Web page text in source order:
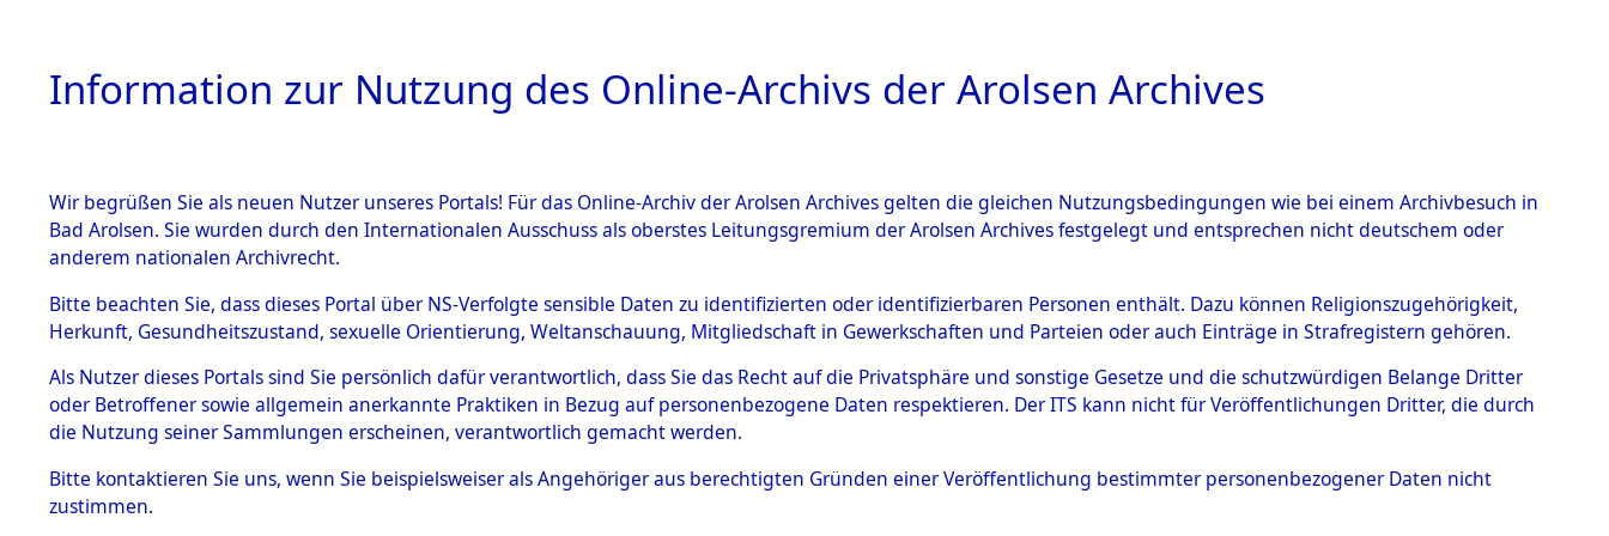
HOME BESTANDSBESCHREIBUNG ARCHIVALE ÜBERSICHT BILD
BESTÄNDE
Inhaftierungsdoku
mente
5. Verschiedenes
Todesmärsche
5.3.1 Alliierte
Ermittlung des Ablaufs und der Routen von
Evakuierungsmärschen, die Feststellung der Anzahl unbekannter
Toter aus Konzentrationslagern und der Ort ihrer Grablegungen:
Fehlanzeigen→0002 (84627893)→0317 (84628066)
Information zur Nutzung des Online-Archivs der Arolsen Archives
Wir begrüßen Sie als neuen Nutzer unseres Portals! Für das Online-Archiv der Arolsen Archives gelten die gleichen Nutzungsbedingungen wie bei einem Archivbesuch in
Bad Arolsen. Sie wurden durch den Internationalen Ausschuss als oberstes Leitungsgremium der Arolsen Archives festgelegt und entsprechen nicht deutschem oder
anderem nationalen Archivrecht.
Bitte beachten Sie, dass dieses Portal über NS-Verfolgte sensible Daten zu identifizierten oder identifizierbaren Personen enthält. Dazu können Religionszugehörigkeit,
Herkunft, Gesundheitszustand, sexuelle Orientierung, Weltanschauung, Mitgliedschaft in Gewerkschaften und Parteien oder auch Einträge in Strafregistern gehören.
Als Nutzer dieses Portals sind Sie persönlich dafür verantwortlich, dass Sie das Recht auf die Privatsphäre und sonstige Gesetze und die schutzwürdigen Belange Dritter
oder Betroffener sowie allgemein anerkannte Praktiken in Bezug auf personenbezogene Daten respektieren. Der ITS kann nicht für Veröffentlichungen Dritter, die durch
die Nutzung seiner Sammlungen erscheinen, verantwortlich gemacht werden.
Bitte kontaktieren Sie uns, wenn Sie beispielsweiser als Angehöriger aus berechtigten Gründen einer Veröffentlichung bestimmter personenbezogener Daten nicht
zustimmen.